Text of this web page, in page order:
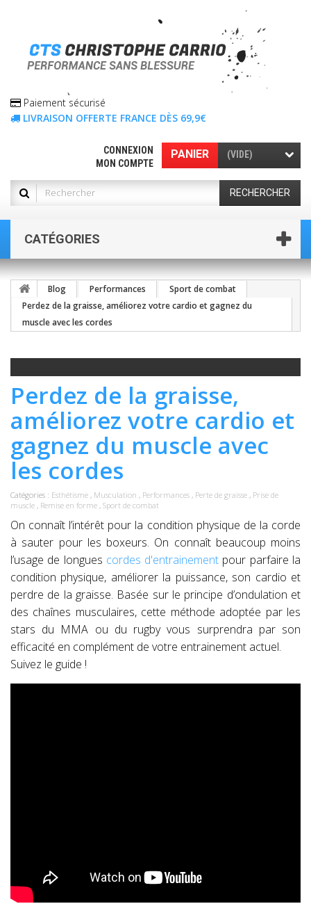
Paiement sécurisé
LIVRAISON OFFERTE FRANCE DÈS 69,9€
PANIER (VIDE)
CONNEXION
MON COMPTE
RECHERCHER
CATÉGORIES
Blog Performances
Sport de combat
Perdez de la graisse, améliorez votre cardio et gagnez du
muscle avec les cordes
Perdez de la graisse,
améliorez votre cardio et
gagnez du muscle avec
les cordes
Catégories : Esthétisme , Musculation , Performances , Perte de graisse , Prise de
muscle , Remise en forme , Sport de combat
On connaît l’intérêt pour la condition physique de la corde
à sauter pour les boxeurs. On connaît beaucoup moins
l’usage de longues cordes d'entrainement pour parfaire la
condition physique, améliorer la puissance, son cardio et
perdre de la graisse. Basée sur le principe d’ondulation et
des chaînes musculaires, cette méthode adoptée par les
stars du MMA ou du rugby vous surprendra par son
efficacité en complément de votre entrainement actuel.
Suivez le guide !